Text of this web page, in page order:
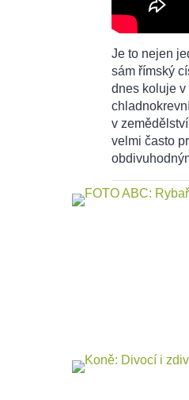
Je to nejen
sám římský
dnes koluje
v
velmi často